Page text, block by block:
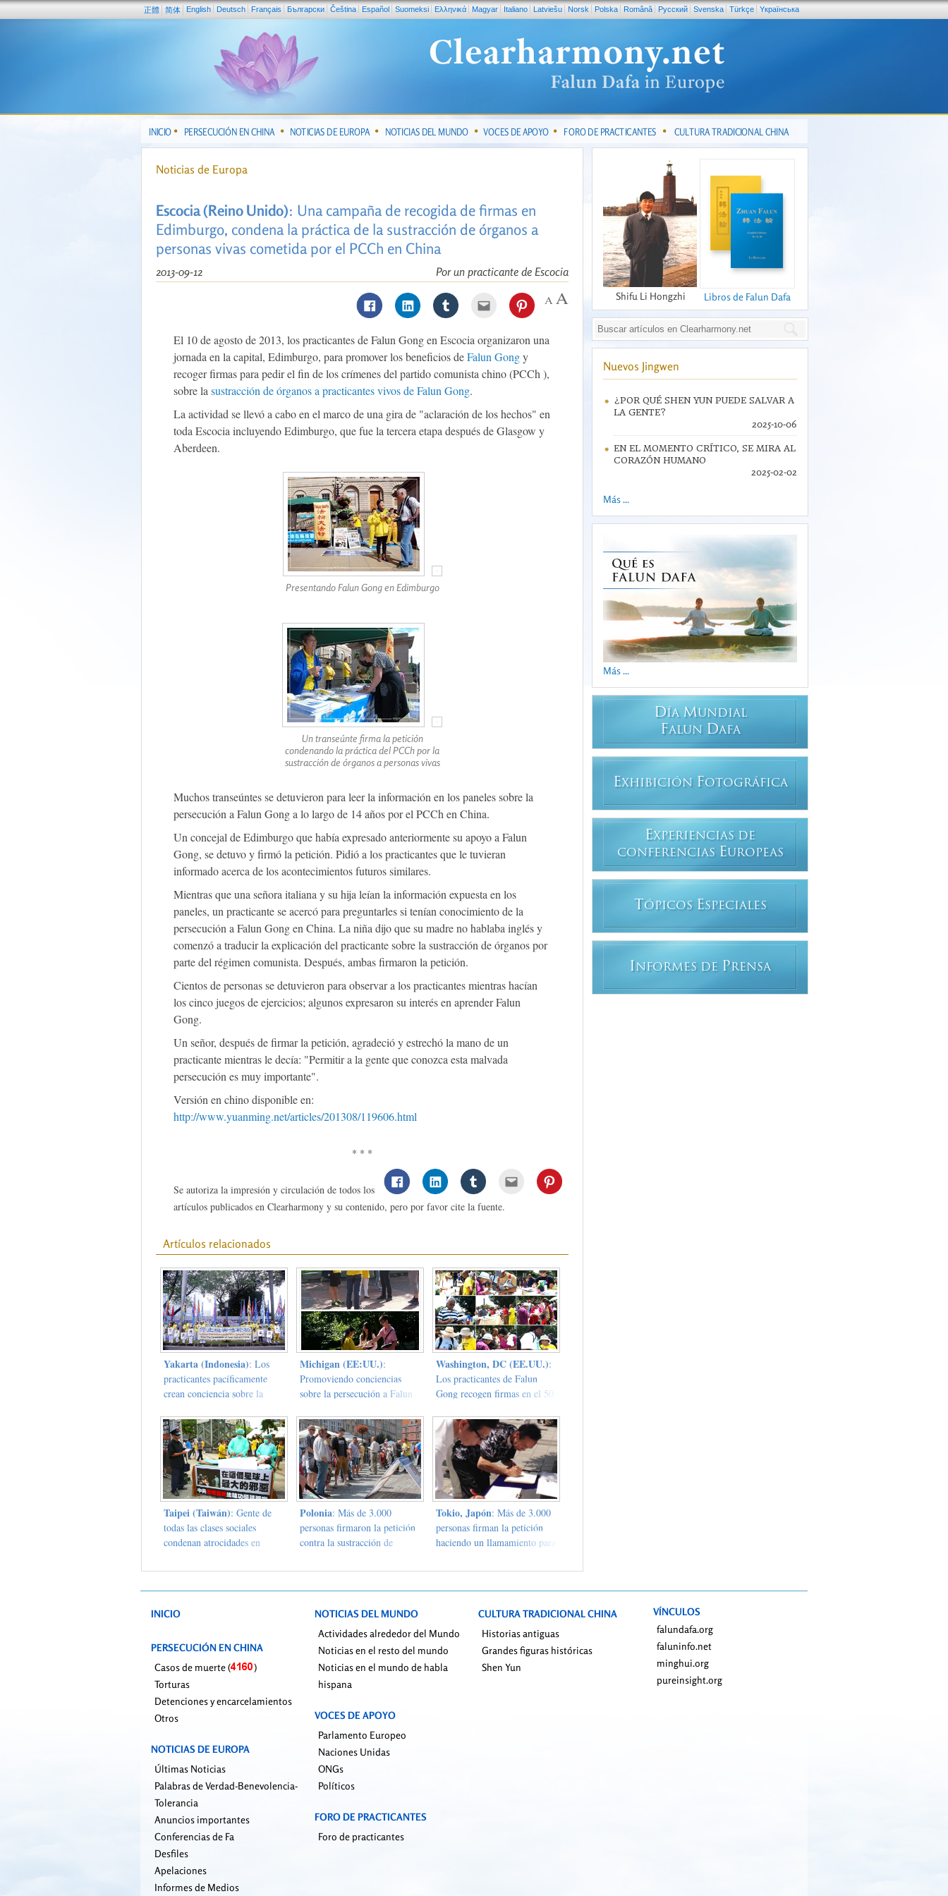
正體 简体 English Deutsch Français Български Čeština Español Suomeksi Ελληνικά Magyar Italiano Latviešu Norsk Polska Română Pусский Svenska Türkçe Yкраїнська
INICIO PERSECUCIÓN EN CHINA NOTICIAS DE EUROPA NOTICIAS DEL MUNDO VOCES DE APOYO FORO DE PRACTICANTES CULTURA TRADICIONAL CHINA
Noticias de Europa
Escocia (Reino Unido): Una campaña de recogida de firmas en
Edimburgo, condena la práctica de la sustracción de órganos a
personas vivas cometida por el PCCh en China
Por un practicante de Escocia
2013-09-12
El 10 de agosto de 2013, los practicantes de Falun Gong en Escocia organizaron una
jornada en la capital, Edimburgo, para promover los beneficios deFalun Gongy
recoger firmas para pedir el fin de los crímenes del partido comunista chino (PCCh ),
sobre la sustracción de órganos a practicantes vivos de Falun Gong.
La actividad se llevó a cabo en el marco de una gira de "aclaración de los hechos" en
toda Escocia incluyendo Edimburgo, que fue la tercera etapa después de Glasgow y
Aberdeen.
Presentando Falun Gong en Edimburgo
Un transeúnte firma la petición
condenando la práctica del PCCh por la
sustracción de órganos a personas vivas
Muchos transeúntes se detuvieron para leer la información en los paneles sobre la
persecución a Falun Gong a lo largo de 14 años por el PCCh en China.
Un concejal de Edimburgo que había expresado anteriormente su apoyo a Falun
Gong, se detuvo y firmó la petición. Pidió a los practicantes que le tuvieran
informado acerca de los acontecimientos futuros similares.
Mientras que una señora italiana y su hija leían la información expuesta en los
paneles, un practicante se acercó para preguntarles si tenían conocimiento de la
persecución a Falun Gong en China. La niña dijo que su madre no hablaba inglés y
comenzó a traducir la explicación del practicante sobre la sustracción de órganos por
parte del régimen comunista. Después, ambas firmaron la petición.
Cientos de personas se detuvieron para observar a los practicantes mientras hacían
los cinco juegos de ejercicios; algunos expresaron su interés en aprender Falun
Gong.
Un señor, después de firmar la petición, agradeció y estrechó la mano de un
practicante mientras le decía: "Permitir a la gente que conozca esta malvada
persecución es muy importante".
Versión en chino disponible en:
http://www.yuanming.net/articles/201308/119606.html
* * *
Se autoriza la impresión y circulación de todos los
artículos publicados en Clearharmony y su contenido, pero por favor cite la fuente.
Artículos relacionados
Yakarta (Indonesia): Los
practicantes pacíficamente
crean conciencia sobre la
Michigan (EE:UU.):
Promoviendo conciencias
sobre la persecución a Falun
Washington, DC (EE.UU.):
Los practicantes de Falun
Gong recogen firmas en el 50
Washington
Taipei (Taiwán): Gente de
todas las clases sociales
condenan atrocidades en
Polonia: Más de 3.000
personas firmaron la petición
contra la sustracción de
Tokio, Japón: Más de 3.000
personas firman la petición
haciendo un llamamiento para
órganos vivos del PCCh
Shifu Li Hongzhi Libros de Falun Dafa
Nuevos Jingwen
¿POR QUÉ SHEN YUN PUEDE SALVAR A
LA GENTE?
2025-10-06
EN EL MOMENTO CRÍTICO, SE MIRA AL
CORAZÓN HUMANO
2025-02-02
Más ...
Más ...
DÍA MUNDIAL
FALUN DAFA
EXHIBICIÓN FOTOGRÁFICA
EXPERIENCIAS DE
CONFERENCIAS EUROPEAS
T ÓPICOS ESPECIALES
INFORMES DE PRENSA
INICIO
PERSECUCIÓN EN CHINA
Casos de muerte (
)
Torturas
Detenciones y encarcelamientos
Otros
NOTICIAS DE EUROPA
Últimas Noticias
Palabras de Verdad-Benevolencia-
Tolerancia
Anuncios importantes
Conferencias de Fa
Desfiles
Apelaciones
Informes de Medios
NOTICIAS DEL MUNDO
Actividades alrededor del Mundo
Noticias en el resto del mundo
Noticias en el mundo de habla
hispana
VOCES DE APOYO
Parlamento Europeo
Naciones Unidas
ONGs
Políticos
FORO DE PRACTICANTES
Foro de practicantes
CULTURA TRADICIONAL CHINA
Historias antiguas
Grandes figuras históricas
Shen Yun
VÍNCULOS
falundafa.org
faluninfo.net
minghui.org
pureinsight.org